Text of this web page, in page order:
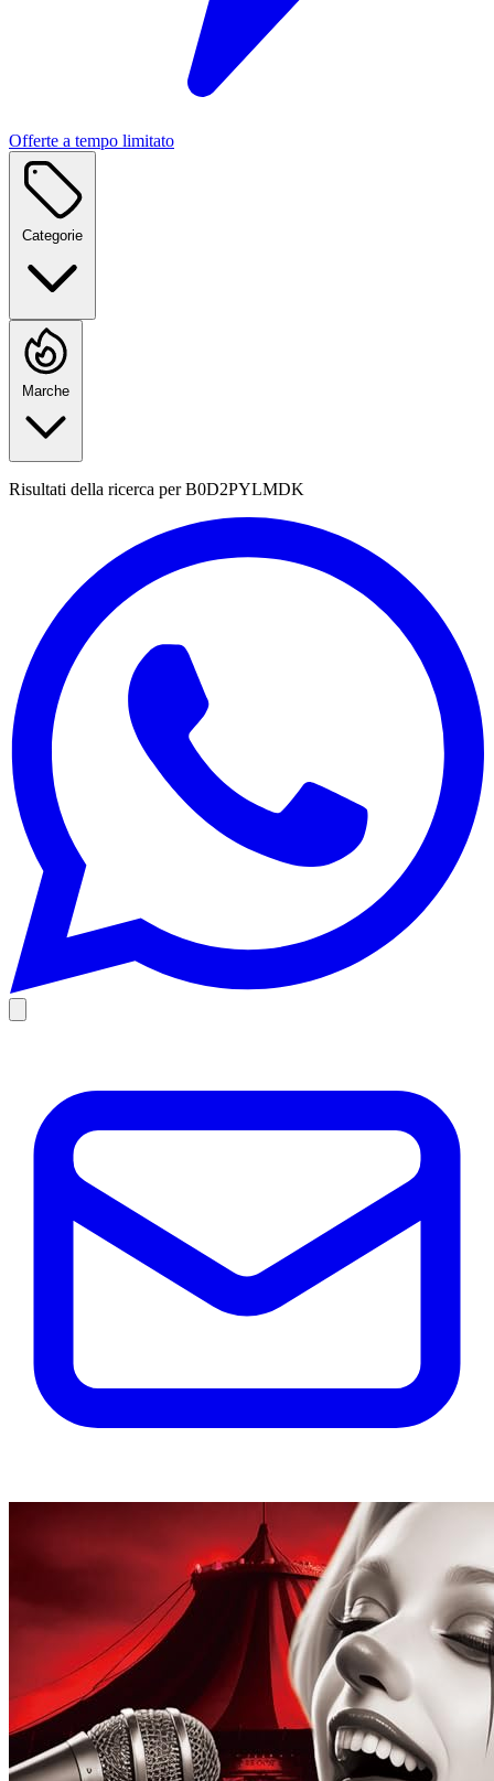
Offerte a tempo limitato
Categorie
Marche
Risultati della ricerca perB0D2PYLMDK